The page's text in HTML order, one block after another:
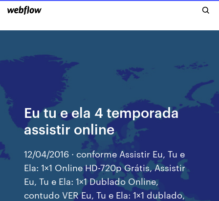
Eu tu e ela 4 temporada
assistir online
12/04/2016 · conforme Assistir Eu, Tu e
Ela: 1×1 Online HD-720p Grátis, Assistir
Eu, Tu e Ela: 1×1 Dublado Online,
contudo VER Eu, Tu e Ela: 1×1 dublado,